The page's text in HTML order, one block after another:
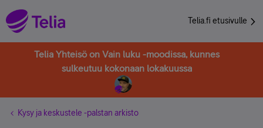
Telia.fi etusivulle
Telia Yhteisö on Vain luku -moodissa, kunnes
sulkeutuu kokonaan lokakuussa
Kysy ja keskustele -palstan arkisto